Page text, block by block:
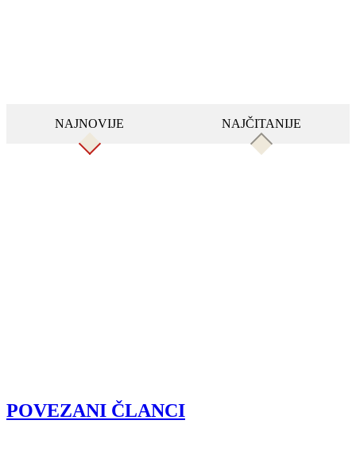
NAJNOVIJE NAJČITANIJE
POVEZANI ČLANCI